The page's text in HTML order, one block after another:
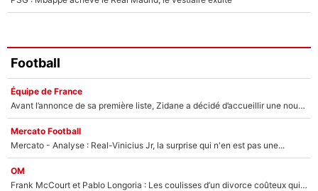
Football
Équipe de France
Avant l’annonce de sa première liste, Zidane a décidé d’accueillir une nouvelle tête en équipe de France
Mercato Football
Mercato - Analyse : Real-Vinicius Jr, la surprise qui n'en est pas une...
OM
Frank McCourt et Pablo Longoria : Les coulisses d’un divorce coûteux qui ruine l’OM à petit feu…